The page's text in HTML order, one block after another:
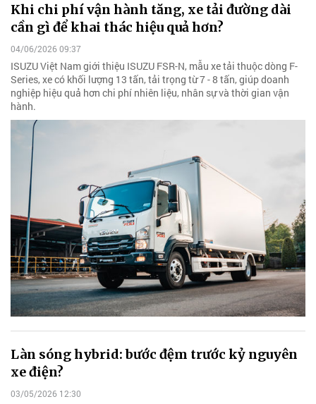
Khi chi phí vận hành tăng, xe tải đường dài
cần gì để khai thác hiệu quả hơn?
04/06/2026 09:37
ISUZU Việt Nam giới thiệu ISUZU FSR-N, mẫu xe tải thuộc dòng F-
Series, xe có khối lượng 13 tấn, tải trọng từ 7 - 8 tấn, giúp doanh
nghiệp hiệu quả hơn chi phí nhiên liệu, nhân sự và thời gian vận
hành.
Làn sóng hybrid: bước đệm trước kỷ nguyên
xe điện?
03/05/2026 12:30